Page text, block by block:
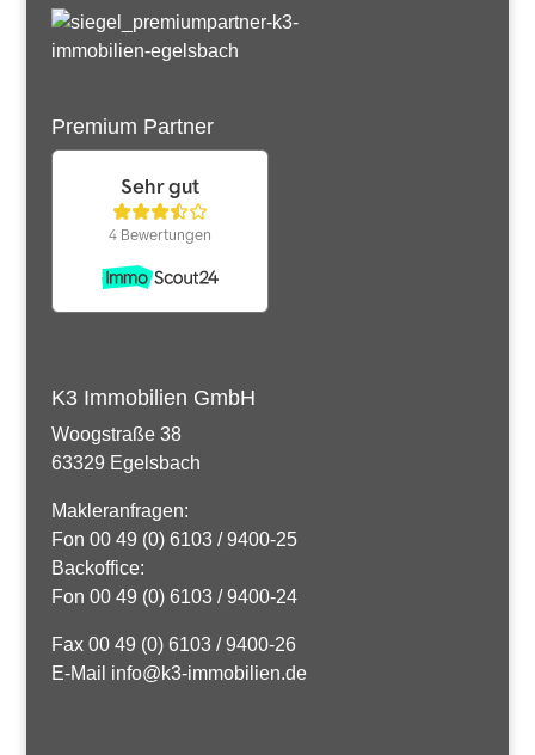
Premium Partner
K3 Immobilien GmbH
Woogstraße 38
63329 Egelsbach
Makleranfragen:
Fon 00 49 (0) 6103 / 9400-25
Backoffice:
Fon 00 49 (0) 6103 / 9400-24
Fax 00 49 (0) 6103 / 9400-26
E-Mail info@k3-immobilien.de